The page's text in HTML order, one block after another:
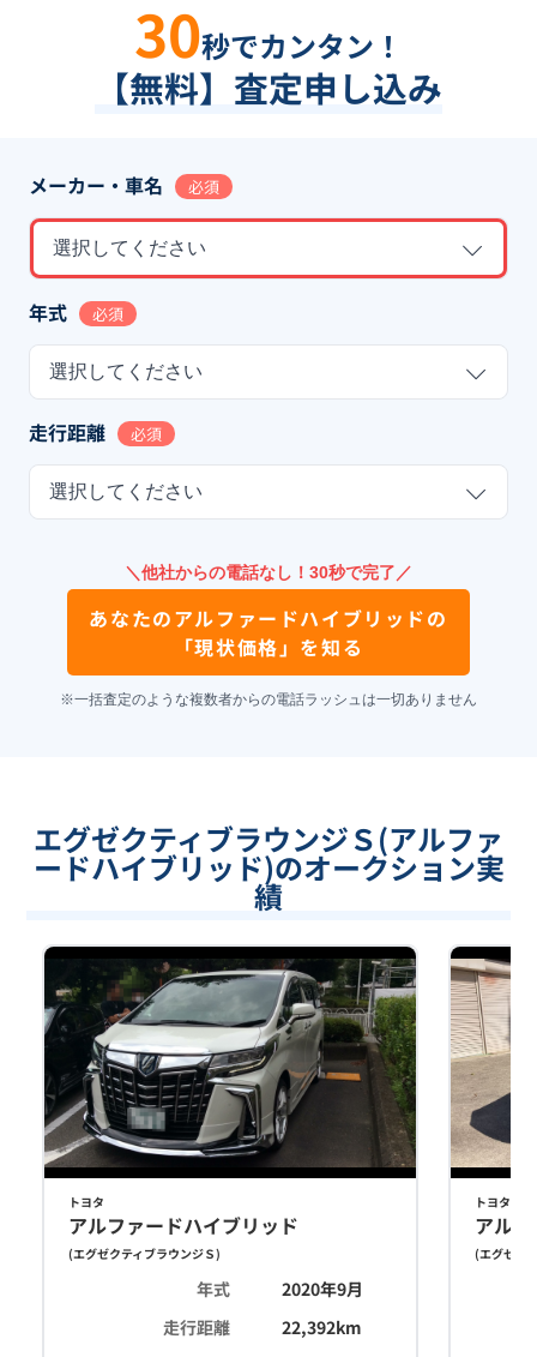
30秒でカンタン！
【無料】査定申し込み
メーカー・車名 必須
選択してください
年式 必須
選択してください
走行距離 必須
選択してください
＼他社からの電話なし！30秒で完了／
あなたのアルファードハイブリッドの
「現状価格」を知る
※一括査定のような複数者からの電話ラッシュは一切ありません
エグゼクティブラウンジＳ(アルファ
ードハイブリッド)のオークション実
績
トヨタ
アルファードハイブリッド
(エグゼクティブラウンジＳ)
年式
2020年9月
走行距離
22,392km
トヨタ
アル
(エグゼク